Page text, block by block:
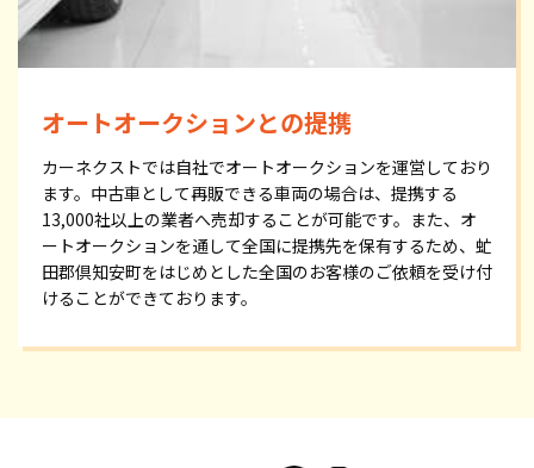
オートオークションとの提携
カーネクストでは自社でオートオークションを運営しており
ます。中古車として再販できる車両の場合は、提携する
13,000社以上の業者へ売却することが可能です。また、オ
ートオークションを通して全国に提携先を保有するため、虻
田郡倶知安町をはじめとした全国のお客様のご依頼を受け付
けることができております。